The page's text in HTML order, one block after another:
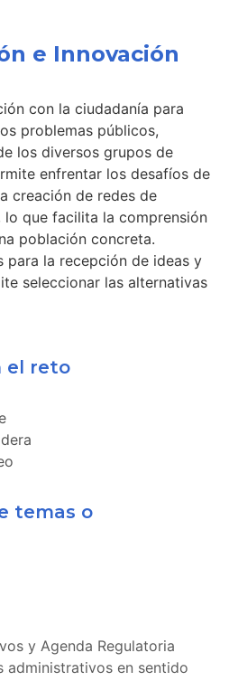
e Innovación
con la ciudadanía para
problemas públicos,
los diversos grupos de
enfrentar los desafíos de
creación de redes de
que facilita la comprensión
población concreta.
para la recepción de ideas y
seleccionar las alternativas
el reto
temas o
y Agenda Regulatoria
administrativos en sentido